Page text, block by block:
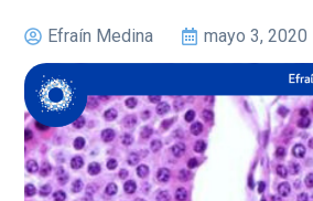
Efraín Medina mayo 3, 2020